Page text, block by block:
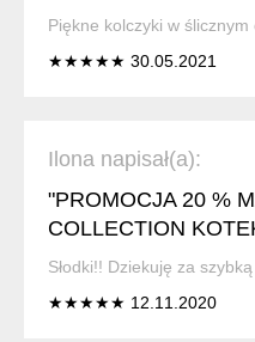
Piękne kolczyki w ślicznym
★★★★★ 30.05.2021
Ilona napisał(a):
"PROMOCJA 20 %
COLLECTION
Słodki!! Dziekuję za
★★★★★ 12.11.2020